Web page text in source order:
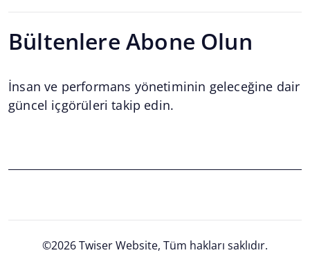
Bültenlere Abone Olun
İnsan ve performans yönetiminin geleceğine dair
güncel içgörüleri takip edin.
©2026 Twiser Website, Tüm hakları saklıdır.